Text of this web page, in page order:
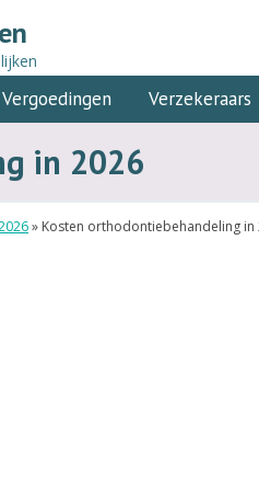
Vergoedingen Verzekeraars
in 2026
» Kosten orthodontiebehandeling in